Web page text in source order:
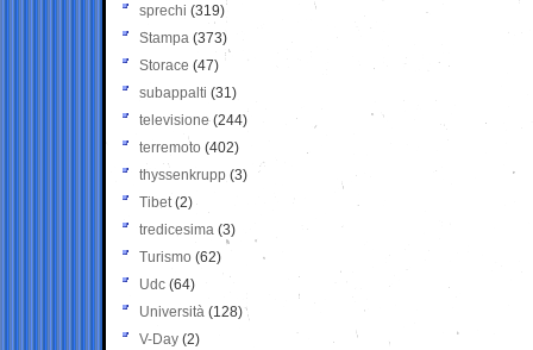
sprechi (319)
Stampa (373)
Storace (47)
subappalti (31)
televisione(244)
terremoto (402)
thyssenkrupp (3)
Tibet(2)
tredicesima (3)
Turismo (62)
Udc (64)
Università (128)
V-Day (2)